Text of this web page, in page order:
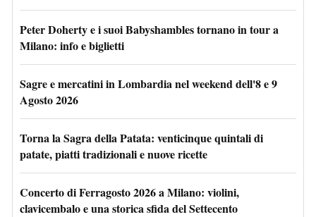
Peter Doherty e i suoi Babyshambles tornano in tour a
Milano: info e biglietti
Sagre e mercatini in Lombardia nel weekend dell'8 e 9
Agosto 2026
Torna la Sagra della Patata: venticinque quintali di
patate, piatti tradizionali e nuove ricette
Concerto di Ferragosto 2026 a Milano: violini,
clavicembalo e una storica sfida del Settecento